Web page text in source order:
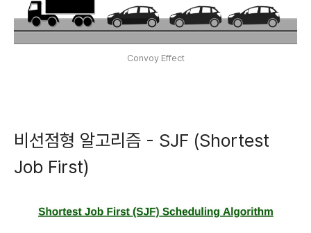
Convoy Effect
비선점형 알고리즘 - SJF (Shortest
Job First)